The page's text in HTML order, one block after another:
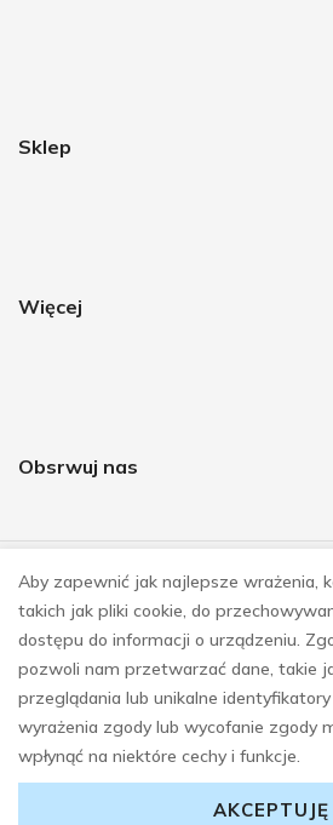
Sklep
Więcej
Obsrwuj nas
© COPYRIGHT 2023
Aby zapewnić jak najlepsze wrażenia,
takich jak pliki cookie, do
dostępu do informacji o urządzeniu.
pozwoli nam przetwarzać dane, takie
przeglądania lub unikalne
wyrażenia zgody lub wycofanie zgody
wpłynąć na niektóre cechy i funkcje.
AKCEPTUJĘ
0